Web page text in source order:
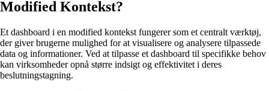
Modified Kontekst?
Et dashboard i en modified kontekst fungerer som et centralt værktøj,
der giver brugerne mulighed for at visualisere og analysere tilpassede
data og informationer. Ved at tilpasse et dashboard til specifikke behov
kan virksomheder opnå større indsigt og effektivitet i deres
beslutningstagning.